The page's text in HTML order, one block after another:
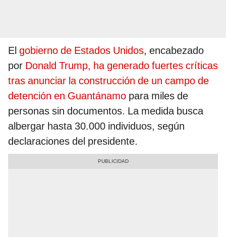
El gobierno de Estados Unidos, encabezado
por Donald Trump, ha generado fuertes críticas
tras anunciar la construcción de un campo de
detención en Guantánamo para miles de
personas sin documentos. La medida busca
albergar hasta 30.000 individuos, según
declaraciones del presidente.